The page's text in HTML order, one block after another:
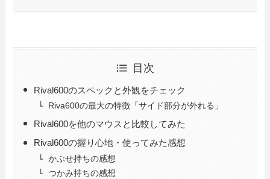
目次
Rival600のスペックと外観をチェック
Riva600の最大の特徴「サイド部分が外れる」
Rival600を他のマウスと比較してみた
Rival600の握り心地・使ってみた感想
かぶせ持ちの感想
つかみ持ちの感想